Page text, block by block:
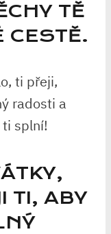
TĚ
CESTĚ.
ti přeji,
radosti a
splní!
TI, ABY